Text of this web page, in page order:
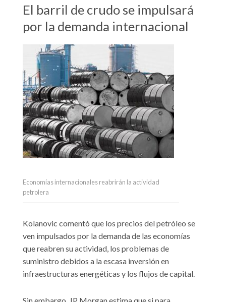
El barril de crudo se impulsará
por la demanda internacional
Economías internacionales reabrirán la actividad
petrolera
Kolanovic comentó que los precios del petróleo se
ven impulsados por la demanda de las economías
que reabren su actividad, los problemas de
suministro debidos a la escasa inversión en
infraestructuras energéticas y los flujos de capital.